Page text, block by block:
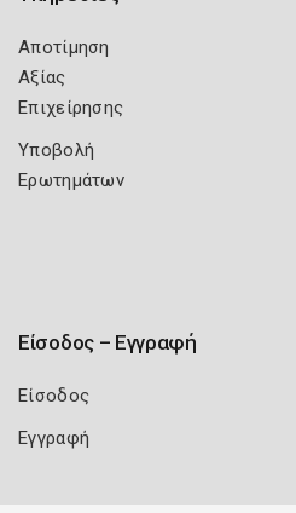
Αποτίμηση
Αξίας
Επιχείρησης
Υποβολή
Ερωτημάτων
Είσοδος – Εγγραφή
Είσοδος
Εγγραφή